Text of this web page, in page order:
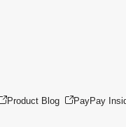
Product Blog PayPay